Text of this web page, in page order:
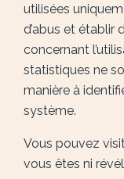
utilisées
d’abus et établir
concernant
statistiques ne
manière à
système.
Vous pouvez
vous êtes ni